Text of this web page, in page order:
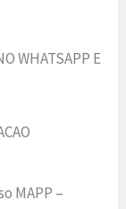
WHATSAPP E
MAPP –